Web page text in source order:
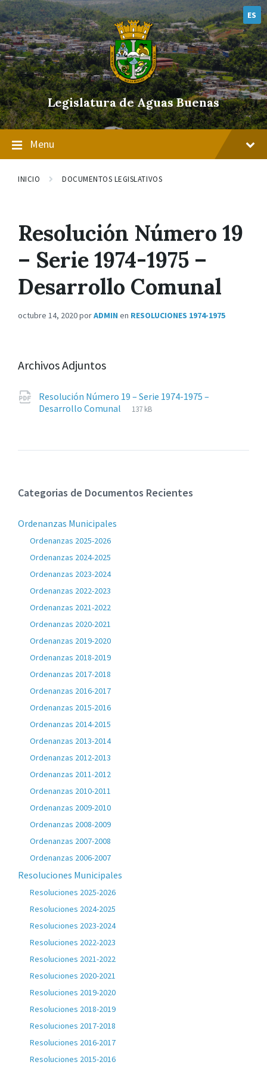
Skip
to
content
Skip
to
main
navigation
Skip
to
footer
ES
Legislatura de Aguas Buenas
Menu
INICIO DOCUMENTOS LEGISLATIVOS
Resolución Número 19
– Serie 1974-1975 –
Desarrollo Comunal
octubre 14, 2020porADMIN en RESOLUCIONES 1974-1975
Archivos Adjuntos
Resolución Número 19 – Serie 1974-1975 –
Desarrollo Comunal
Extensiones
pdf
Tamaño
137 kB
Categorias de Documentos Recientes
Ordenanzas Municipales
Ordenanzas 2025-2026
Ordenanzas 2024-2025
Ordenanzas 2023-2024
Ordenanzas 2022-2023
Ordenanzas 2021-2022
Ordenanzas 2020-2021
Ordenanzas 2019-2020
Ordenanzas 2018-2019
Ordenanzas 2017-2018
Ordenanzas 2016-2017
Ordenanzas 2015-2016
Ordenanzas 2014-2015
Ordenanzas 2013-2014
Ordenanzas 2012-2013
Ordenanzas 2011-2012
Ordenanzas 2010-2011
Ordenanzas 2009-2010
Ordenanzas 2008-2009
Ordenanzas 2007-2008
Ordenanzas 2006-2007
Resoluciones Municipales
Resoluciones 2025-2026
Resoluciones 2024-2025
Resoluciones 2023-2024
Resoluciones 2022-2023
Resoluciones 2021-2022
Resoluciones 2020-2021
Resoluciones 2019-2020
Resoluciones 2018-2019
Resoluciones 2017-2018
Resoluciones 2016-2017
Resoluciones 2015-2016